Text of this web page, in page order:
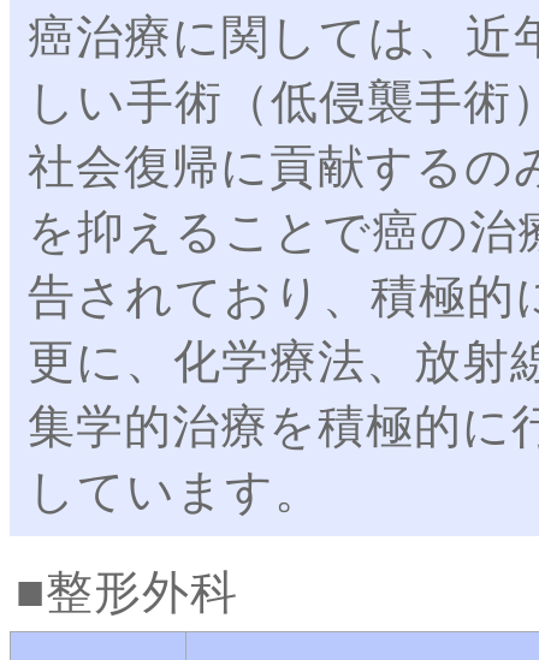
癌治療に関しては、近
しい手術（低侵襲手術
社会復帰に貢献するの
を抑えることで癌の
告されており、積極的
更に、化学療法、放射
集学的治療を積極的に
しています。
整形外科